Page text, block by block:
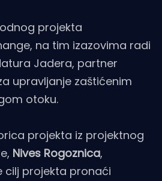
projekta
na tim izazovima radi
Jadera, partner
upravljanje zaštićenim
otoku.
projekta iz projektnog
Nives Rogoznica,
cilj projekta pronaći